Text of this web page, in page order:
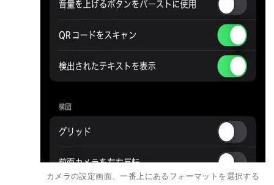
カメラの設定画面、一番上にあるフォーマットを選択する